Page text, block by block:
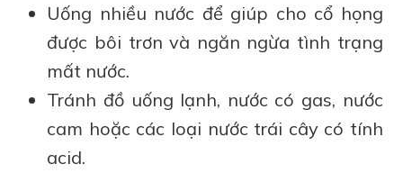
Uống nhiều nước để giúp cho cổ họng
được bôi trơn và ngăn ngừa tình trạng
mất nước.
Tránh đồ uống lạnh, nước có gas, nước
cam hoặc các loại nước trái cây có tính
acid.